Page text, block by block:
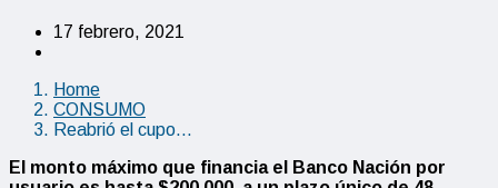
17 febrero, 2021
Home
CONSUMO
Reabrió el cupo…
El monto máximo que financia el Banco Nación por